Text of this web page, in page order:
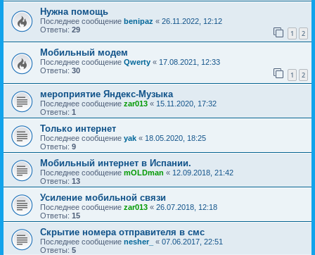
Нужна помощь
Последнее сообщение benipaz « 26.11.2022, 12:12
Ответы: 29 1 2
Мобильный модем
Последнее сообщение Qwerty « 17.08.2021, 12:33
Ответы: 30 1 2
мероприятие Яндекс-Музыка
Последнее сообщение zar013 « 15.11.2020, 17:32
Ответы: 1
Только интернет
Последнее сообщение yak « 18.05.2020, 18:25
Ответы: 9
Мобильный интернет в Испании.
Последнее сообщение mOLDman « 12.09.2018, 21:42
Ответы: 13
Усиление мобильной связи
Последнее сообщение zar013 « 26.07.2018, 12:18
Ответы: 15
Скрытие номера отправителя в смс
Последнее сообщение nesher_ « 07.06.2017, 22:51
Ответы: 5